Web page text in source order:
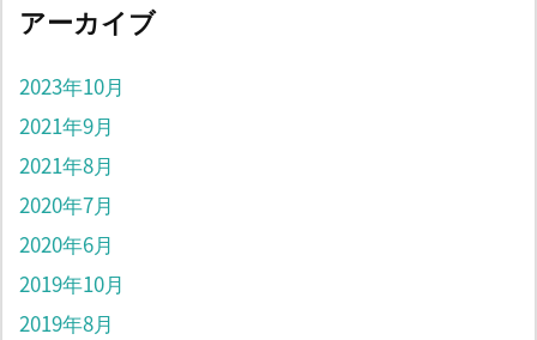
アーカイブ
2023年10月
2021年9月
2021年8月
2020年7月
2020年6月
2019年10月
2019年8月